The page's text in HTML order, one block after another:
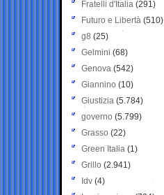
Fratelli d'Italia (291)
Futuro e Libertà (510)
g8 (25)
Gelmini (68)
Genova (542)
Giannino (10)
Giustizia (5.784)
governo (5.799)
Grasso (22)
Green Italia (1)
Grillo (2.941)
Idv (4)